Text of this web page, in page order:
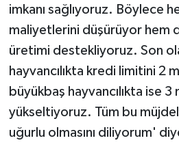
imkanı sağlıyoruz. Böylece
maliyetlerini düşürüyor hem
üretimi destekliyoruz. Son
hayvancılıkta kredi limitini 2
büyükbaş hayvancılıkta ise 3
yükseltiyoruz. Tüm bu
uğurlu olmasını diliyorum'